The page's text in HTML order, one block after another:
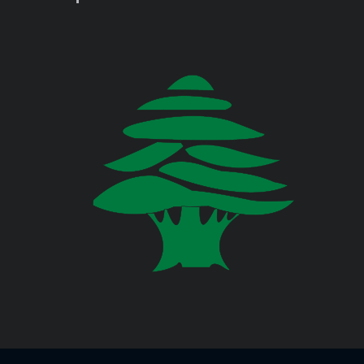
Jul 23, 2026
صدر عن دائرة الإعلام والعلاقات العامة
في المديرية العامة للدفاع المدني
اللبناني البيان الآتي:
Jul 22, 2026
صدر عن دائرة الإعلام والعلاقات العامة
في المديرية العامة للدفاع المدني
Jul 20, 2026
وزارة الخارجية والمغتربين
وزارة الصناعة
وزارة العدل